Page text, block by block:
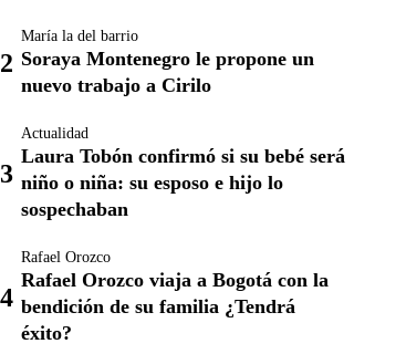
María la del barrio
Soraya Montenegro le propone un
nuevo trabajo a Cirilo
Actualidad
Laura Tobón confirmó si su bebé será
niño o niña: su esposo e hijo lo
sospechaban
Rafael Orozco
Rafael Orozco viaja a Bogotá con la
bendición de su familia ¿Tendrá
éxito?